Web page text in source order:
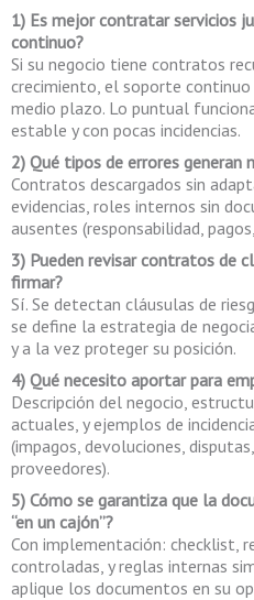
1) Es mejor contratar servicios
continuo?
Si su negocio tiene contratos
crecimiento, el soporte continuo
medio plazo. Lo puntual
estable y con pocas incidencias.
2) Qué tipos de errores generan
Contratos descargados sin
evidencias, roles internos sin
ausentes (responsabilidad,
3) Pueden revisar contratos de
firmar?
Sí. Se detectan cláusulas de
se define la estrategia de
y a la vez proteger su posición.
4) Qué necesito aportar para
Descripción del negocio,
actuales, y ejemplos de
(impagos, devoluciones,
proveedores).
5) Cómo se garantiza que la
“en un cajón”?
Con implementación: checklist,
controladas, y reglas internas
aplique los documentos en su